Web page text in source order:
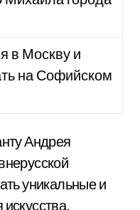
в Москву и
на Софийском
Андрея
уникальные и